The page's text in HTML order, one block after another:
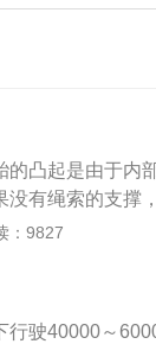
凸起是由于内
有绳索的支撑
轮胎内的帘子
能过高或过低
放在相对平坦
：9827
行驶40000～